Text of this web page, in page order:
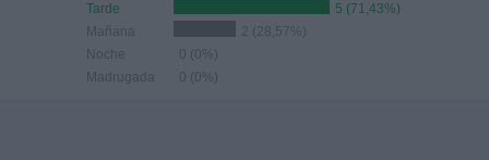
Tarde
5 (71,43%)
Mañana
2 (28,57%)
Noche
0 (0%)
Madrugada
0 (0%)